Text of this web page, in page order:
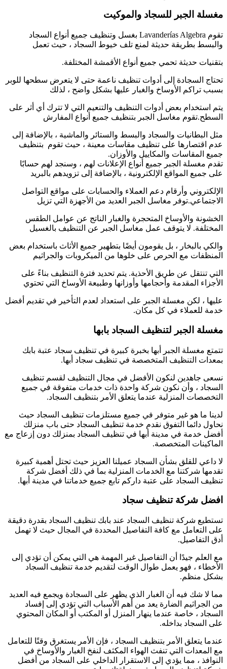
مغسلة الجبر للسجاد والموكيت
تقوم Lavanderías Algebra بغسل وتنظيف جميع أنواع السجاد
والبسط بطريقة حديثة لمنع تلف خيوط السجاد ، حيث تعمل
بتقنيات حديثة تحمي جميع أنواع الأقمشة المختلفة.
تحتاج السجادة إلى أدوات تنظيف ناعمة حتى لا يتعرض سطحها للوبر
بسبب تراكم الأوساخ والغبار عليها بشكل واضح ، لذلك
يتم استخدام بعض أدوات التنظيف والتنعيم التي لا تترك أي أثر على
السطح.تقوم مغاسل الجبر بتنظيف جميع أنواع المفارش
مثل البطانيات والسجاد والبسط والستائر والماشية ، بالإضافة إلى
عدم اقتصارها على تنظيف مقاسات معينة ، حيث تقوم بتنظيف
جميع المقاسات والمكاييل والأوزان.
تقدم مغسلة الجبر جميع أنواع الإعلانات لهم ، وسنجد لهم حسابًا
على جميع المواقع الإلكترونية ، بالإضافة إلى تزويدهم بالبريد
الإلكتروني وأرقام دعم العملاء والحسابات على مواقع التواصل
الاجتماعي.توفر مغاسل الجبر العديد من الأجهزة التي تزيل
الخشونة والأوساخ المتحجرة والغبار الناتج عن عوامل الطقس
المختلفة. لا يتوقف عمل مغاسل الجبر عن التنظيف بالغسيل
والكي بالبخار ، بل يقومون أيضًا بتطهير جميع الأثاث باستخدام بعض
المنظفات مع الحرص على خلوها من الميكروبات والجراثيم
التي تنتقل عن طريق الأحذية. يتم تحديد فترة التنظيف بناءً على
الأجزاء المقدمة وأحجامها وأوزانها وطبيعة الأوساخ التي تحتوي
عليها ، لكن مغسلة الجبر على استعداد لعدم التأخير في تقديم أفضل
خدمة للعملاء في كل مكان.
مغسلة الجبر لتنظيف السجاد بابها
تتمتع مغسلة الجبر أبها بخبرة كبيرة في تنظيف سجاد عتبة بابك
بمعدات التنظيف المتخصصة في تنظيف سجاد أبها.
نسعى جاهدين لنكون الأفضل في مجال التنظيف لقسم تنظيف
السجاد ، وأن نكون شركة واحدة ذات خدمات متفوقة في جميع
التخصصات المنزلية عندما يتعلق الأمر بتنظيف السجاد.
لدينا ما هو غير متوفر في جميع مستلزمات تنظيف السجاد حيث
نحاول دائما التفوق نقدم خدمة تنظيف السجاد حتى باب منزلك
أفضل خدمة في مدينة أبها في تنظيف السجاد بمنزلك دون إزعاج مع
الماكينات المتخصصة.
لا داعي للقلق بشأن السجاد عميلنا العزيز حيث تحتل أهمية كبيرة
تقدمها شركتنا مع الخدمات المنزلية بما في ذلك أفضل شركة
تنظيف السجاد على عتبة داركم تابع جميع خدماتنا في مدينة أبها.
افضل شركة تنظيف سجاد
تستطيع شركة تنظيف السجاد عند بابك تنظيف السجاد بقدرة دقيقة
على التعامل مع كافة التفاصيل المحددة في المجال حيث لا تهمل
أدق التفاصيل.
مع العلم جيدًا أن التفاصيل غير المهمة هي التي يمكن أن تؤدي إلى
الأخطاء ، فهو يعمل طوال الوقت لتقديم خدمة تنظيف السجاد
بشكل منظم.
مما لا شك فيه أن الغبار الذي يظهر على السجادة ويجمع فيه العديد
من الجراثيم الضارة يعد من أهم الأسباب التي تؤدي إلى إفساد
السجاد ، خاصة عندما ينهار المنزل أو المكتب أو المكان المحتوي
على السجاد بداخله.
عندما يتعلق الأمر بتنظيف السجاد ، فإن الأمر يستغرق وقتًا للتعامل
مع المعدات التي تنفث الهواء المكثف لنفخ الغبار والأوساخ في
النوافذ ، مما يؤدي إلى الاستقرار الداخلي على السجاد من أفضل